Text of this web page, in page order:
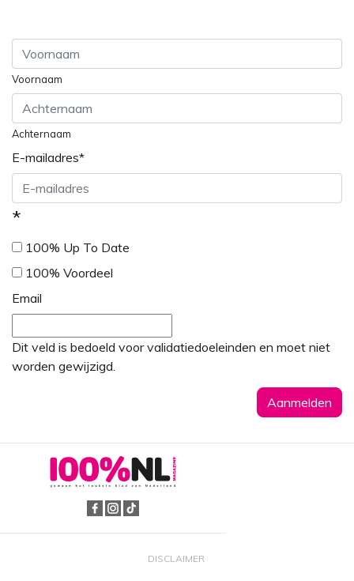
Voornaam
Achternaam
E-mailadres*
*
100% Up To Date
100% Voordeel
Email
Dit veld is bedoeld voor validatiedoeleinden en moet niet
worden gewijzigd.
DISCLAIMER